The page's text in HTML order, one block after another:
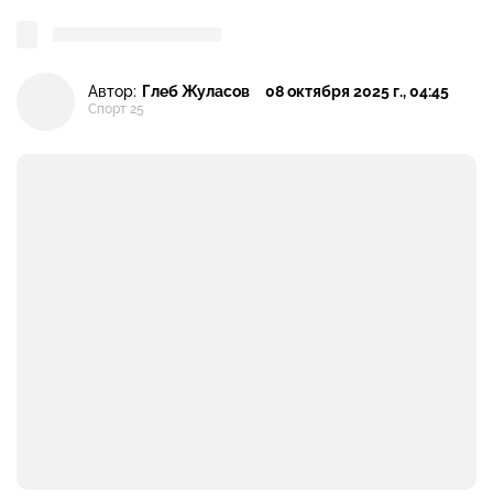
Автор: Глеб Жуласов
Спорт 25
08 октября 2025 г., 04:45